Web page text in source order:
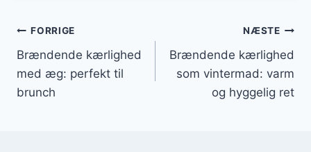
Indlægsnavigation
FORRIGE
Brændende kærlighed
med æg: perfekt til
brunch
NÆSTE
Brændende kærlighed
som vintermad: varm
og hyggelig ret